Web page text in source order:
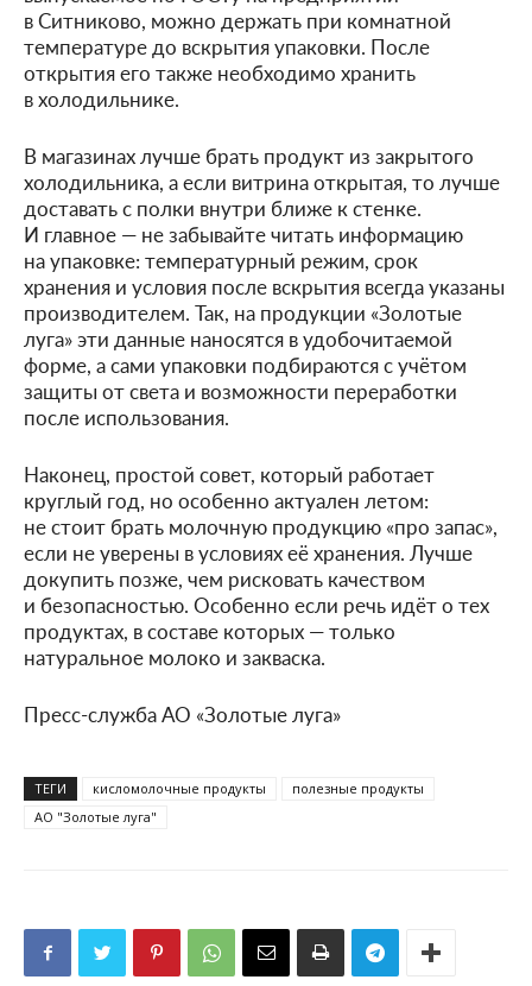
в Ситниково, можно держать при комнатной
температуре до вскрытия упаковки. После
открытия его также необходимо хранить
в холодильнике.
В магазинах лучше брать продукт из закрытого
холодильника, а если витрина открытая, то лучше
доставать с полки внутри ближе к стенке.
И главное — не забывайте читать информацию
на упаковке: температурный режим, срок
хранения и условия после вскрытия всегда указаны
производителем. Так, на продукции «Золотые
луга» эти данные наносятся в удобочитаемой
форме, а сами упаковки подбираются с учётом
защиты от света и возможности переработки
после использования.
Наконец, простой совет, который работает
круглый год, но особенно актуален летом:
не стоит брать молочную продукцию «про запас»,
если не уверены в условиях её хранения. Лучше
докупить позже, чем рисковать качеством
и безопасностью. Особенно если речь идёт о тех
продуктах, в составе которых — только
натуральное молоко и закваска.
Пресс-служба АО «Золотые луга»
ТЕГИ кисломолочные продукты
полезные продукты
АО "Золотые луга"